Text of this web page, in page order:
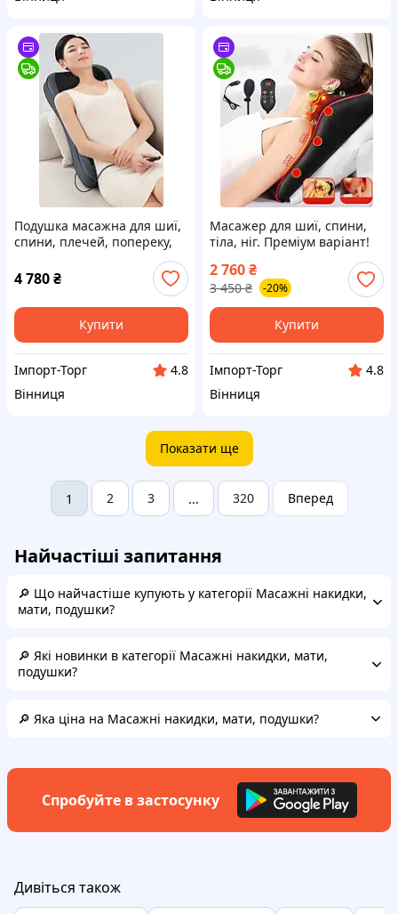
Подушка масажна для шиї,
спини, плечей, попереку,
масажер-подушка для тіла
4 780₴
Купити
Імпорт-Торг
4.8
Вінниця
Масажер для шиї, спини,
тіла, ніг. Преміум варіант!
Роликовий масаж, вібрація,
прогрівання, регулювання
висоти.
2 760₴
3 450 ₴ -20%
Купити
Імпорт-Торг
4.8
Вінниця
Показати ще
1 2 3 ... 320 Вперед
Найчастіші запитання
🔎 Що найчастіше купують у категорії Масажні накидки,
мати, подушки?
🔎 Які новинки в категорії Масажні накидки, мати,
подушки?
🔎 Яка ціна на Масажні накидки, мати, подушки?
Спробуйте в застосунку
Дивіться також